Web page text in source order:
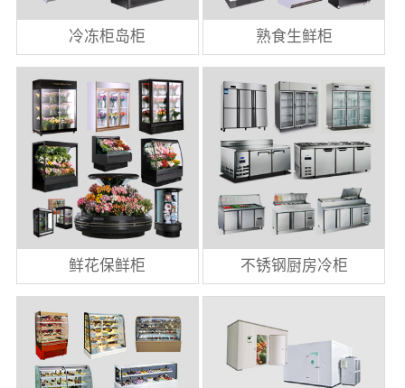
冷冻柜岛柜 熟食生鲜柜
鲜花保鲜柜 不锈钢厨房冷柜